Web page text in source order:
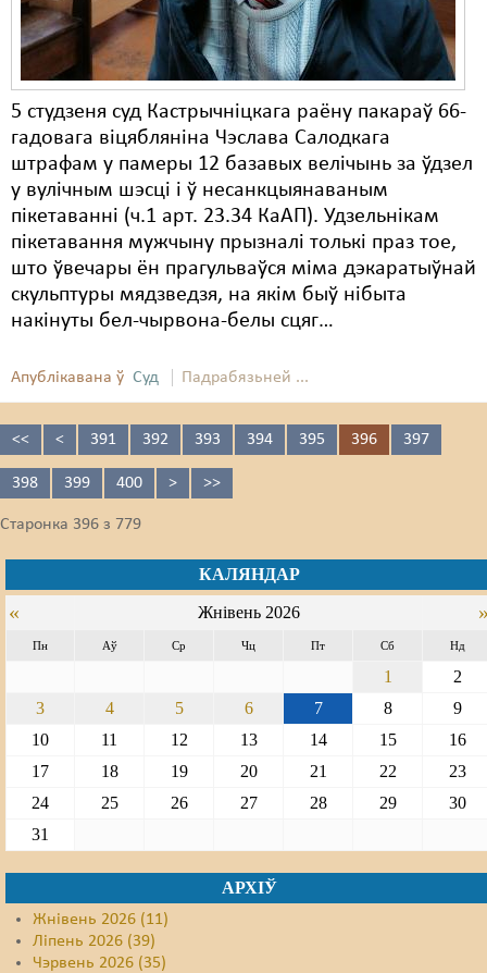
5 студзеня суд Кастрычніцкага раёну пакараў 66-
гадовага віцябляніна Чэслава Салодкага
штрафам у памеры 12 базавых велічынь за ўдзел
у вулічным шэсці і ў несанкцыянаваным
пікетаванні (ч.1 арт. 23.34 КаАП). Удзельнікам
пікетавання мужчыну прызналі толькі праз тое,
што ўвечары ён прагульваўся міма дэкаратыўнай
скульптуры мядзведзя, на якім быў нібыта
накінуты бел-чырвона-белы сцяг…
Апублікавана ў Суд Падрабязьней ...
<< < 391 392 393 394 395 396 397
398 399 400 > >>
Старонка 396 з 779
КАЛЯНДАР
« Жнівень 2026
Пн Аў Ср Чц Пт Сб Нд
1
2
3
4 5 6 7 8
9
10
11 12 13 14 15
16
17
18 19 20 21 22
23
24
25 26 27 28 29
30
31
АРХІЎ
Жнівень 2026 (11)
Ліпень 2026 (39)
Чэрвень 2026 (35)